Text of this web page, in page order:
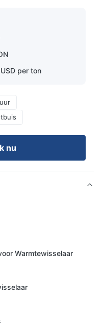
per ton
nu
Warmtewisselaar